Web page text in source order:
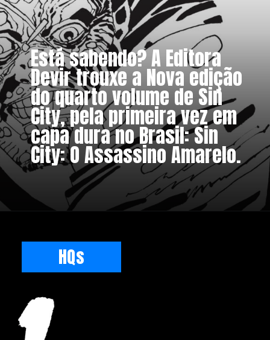
Está sabendo? A Editora
Devir trouxe a Nova edição
do quarto volume de Sin
City, pela primeira vez em
capa dura no Brasil: Sin
City: O Assassino Amarelo.
HQs